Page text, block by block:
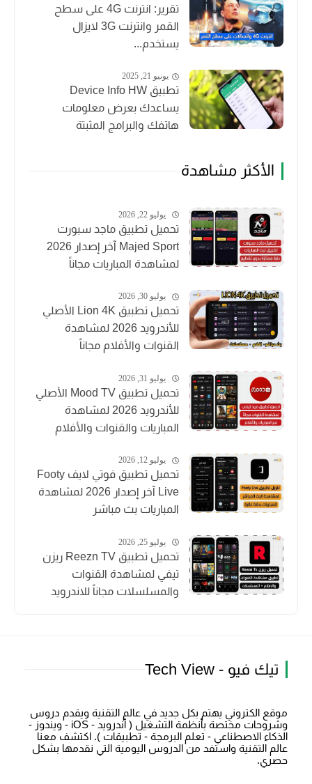
تقرير: انترنت 4G على سطح
القمر وانترنت 3G لايزال
يستخدم...
يونيو 21, 2025
تطبيق Device Info HW
يساعدك بعرض معلومات
هاتفك والبرامج المثبتة
الأكثر مشاهدة
يوليو 22, 2026
تحميل تطبيق ماجد سبورت
Majed Sport آخر إصدار 2026
لمشاهدة المباريات مجاناً
يوليو 30, 2026
تحميل تطبيق Lion 4K الأصلي
للأندرويد 2026 لمشاهدة
القنوات والأفلام مجاناً
يوليو 31, 2026
تحميل تطبيق Mood TV الأصلي
للأندرويد 2026 لمشاهدة
المباريات والقنوات والأفلام
يوليو 12, 2026
تحميل تطبيق فوتي لايف Footy
Live آخر إصدار 2026 لمشاهدة
المباريات بث مباشر
يوليو 25, 2026
تحميل تطبيق Reezn TV ريزن
تيفي لمشاهدة القنوات
والمسلسلات مجاناً للاندرويد
تيك فيو - Tech View
موقع الكتروني يهتم بكل جديد في عالم التقنية ويقدم دروس
وشروحات مختصة بأنظمة التشغيل ( أندرويد - iOS - ويندوز -
الذكاء الاصطناعي - تعلم البرمجة - تطبيقات ). اكتشف معنا
عالم التقنية واستفد من الدروس اليومية التي نقدمها بشكل
حصري.